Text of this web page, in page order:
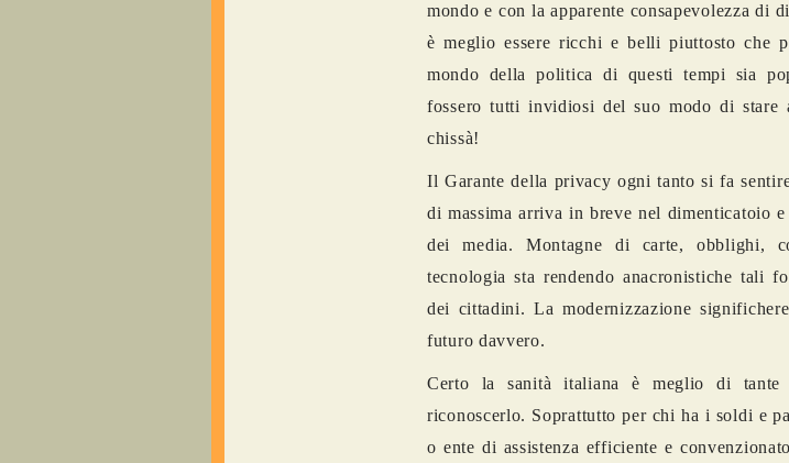
mondo e con la apparente consapevolezza di
è meglio essere ricchi e belli piuttosto che
mondo della politica di questi tempi sia
fossero tutti invidiosi del suo modo di stare
chissà!
Il Garante della privacy ogni tanto si fa
di massima arriva in breve nel dimenticatoio
dei media. Montagne di carte, obblighi,
tecnologia sta rendendo anacronistiche tali
dei cittadini. La modernizzazione
futuro davvero.
Certo la sanità italiana è meglio di tante
riconoscerlo. Soprattutto per chi ha i soldi e
o ente di assistenza efficiente e